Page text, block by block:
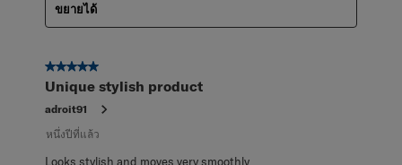
ขยายได้
5 จาก 5 ดาว
Unique stylish product
adroit91
หนึ่งปีที่แล้ว
Looks stylish and moves very smoothly.